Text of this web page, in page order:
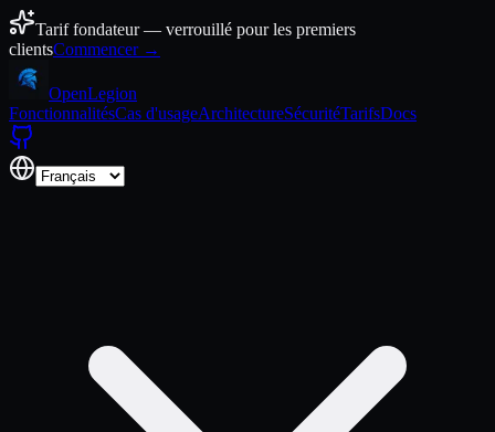
Aller au contenu
Tarif fondateur — verrouillé pour les premiers
clientsCommencer →
OpenLegion
FonctionnalitésCas d'usageArchitectureSécuritéTarifsDocs